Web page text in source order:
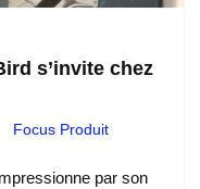
s’invite chez
Focus Produit
par son